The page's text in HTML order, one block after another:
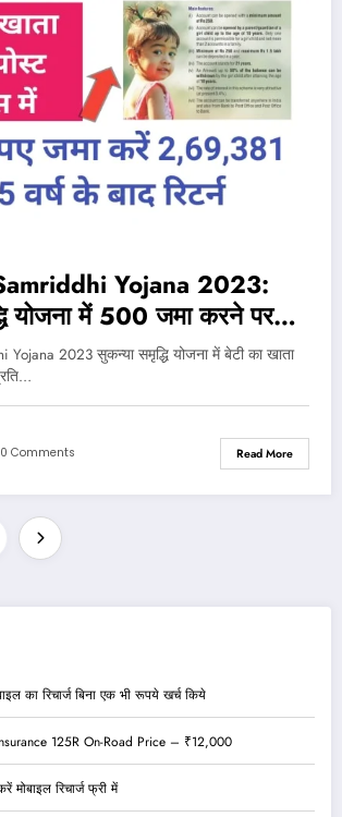
Yojana 2023:
योजना में 500 जमा करने पर
Yojana 2023 सुकन्या समृद्धि योजना में बेटी का खाता
0 Comments Read More
का रिचार्ज बिना एक भी रूपये खर्च किये
125R On-Road Price – ₹12,000
मोबाइल रिचार्ज फ्री में